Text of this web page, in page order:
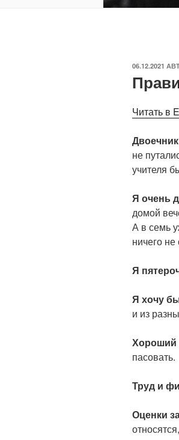
06.12.2021
Читать в
не
учителя
Я очень
домой
А в семь
ничего
Я
Я хочу
и из
Хороший
пасовать.
Труд и
Оценки